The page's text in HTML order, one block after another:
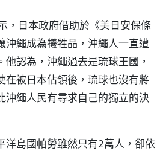
，日本政府借助於《美日安保條
沖繩成為犧牲品，沖繩人一直遭
認為，沖繩過去是琉球王國，
在被日本佔領後，琉球也沒有將
沖繩人民有尋求自己的獨立的決
洋島國帕勞雖然只有2萬人，卻依